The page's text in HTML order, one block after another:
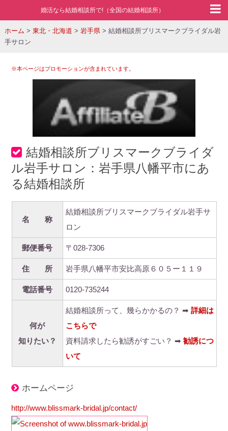
婚活なら結婚相談所で!（全国の結婚相談所）
ホーム > 東北・北海道 > 岩手県> 結婚相談所ブリスマークブライダル岩
手サロン
※本ページはプロモーションが含まれています。
結婚相談所ブリスマークブライダ
ル岩手サロン：岩手県八幡平市にあ
る結婚相談所
名 称
結婚相談所ブリスマークブライダル岩手サ
ロン
郵便番号 〒028-7306
住 所 岩手県八幡平市安比高原６０５ー１１９
電話番号 0120-735244
何が
知りたい？
結婚相談所って、幾らかかるの？ ➡ 詳細は
こちらで
資料請求したら勧誘がすごい？ ➡ 勧誘につ
いて
ホームページ
http://www.blissmark-bridal.jp/contact/